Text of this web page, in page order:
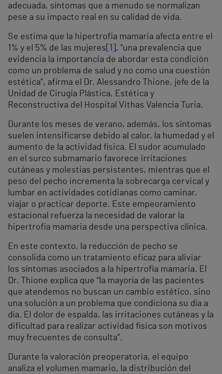
adecuada, síntomas que a menudo se normalizan
pese a su impacto real en su calidad de vida.
Se estima que la hipertrofia mamaria afecta entre el
1% y el 5% de las mujeres [1] , “una prevalencia que
evidencia la importancia de abordar esta condición
como un problema de salud y no como una cuestión
estética”, afirma el Dr. Alessandro Thione, jefe de la
Unidad de Cirugía Plástica, Estética y
Reconstructiva del Hospital Vithas Valencia Turia.
Durante los meses de verano, además, los síntomas
suelen intensificarse debido al calor, la humedad y el
aumento de la actividad física. El sudor acumulado
en el surco submamario favorece irritaciones
cutáneas y molestias persistentes, mientras que el
peso del pecho incrementa la sobrecarga cervical y
lumbar en actividades cotidianas como caminar,
viajar o practicar deporte. Este empeoramiento
estacional refuerza la necesidad de valorar la
hipertrofia mamaria desde una perspectiva clínica.
En este contexto, la reducción de pecho se
consolida como un tratamiento eficaz para aliviar
los síntomas asociados a la hipertrofia mamaria. El
Dr. Thione explica que “la mayoría de las pacientes
que atendemos no buscan un cambio estético, sino
una solución a un problema que condiciona su día a
día. El dolor de espalda, las irritaciones cutáneas y la
dificultad para realizar actividad física son motivos
muy frecuentes de consulta”.
Durante la valoración preoperatoria, el equipo
analiza el volumen mamario, la distribución del